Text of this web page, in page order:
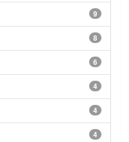
9
8
6
4
4
4